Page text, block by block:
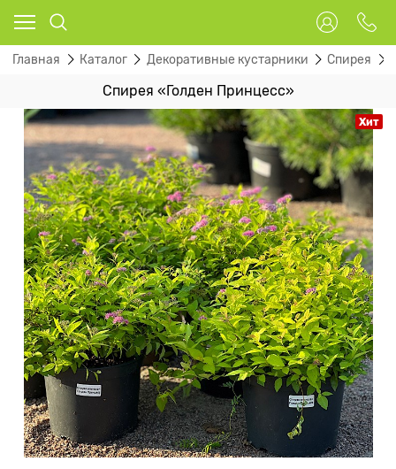
Главная Каталог Декоративные кустарники Спирея
Спирея «Голден Принцесс»
Хит